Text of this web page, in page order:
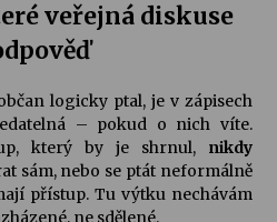
veřejná diskuse
logicky ptal, je v zápisech
– pokud o nich víte.
který by je shrnul, nikdy
sám, nebo se ptát neformálně
přístup. Tu výtku nechávám
ne sdělené.